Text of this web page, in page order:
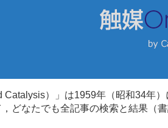
Catalysis）」は1959年（昭和34年
どなたでも全記事の検索と結果（